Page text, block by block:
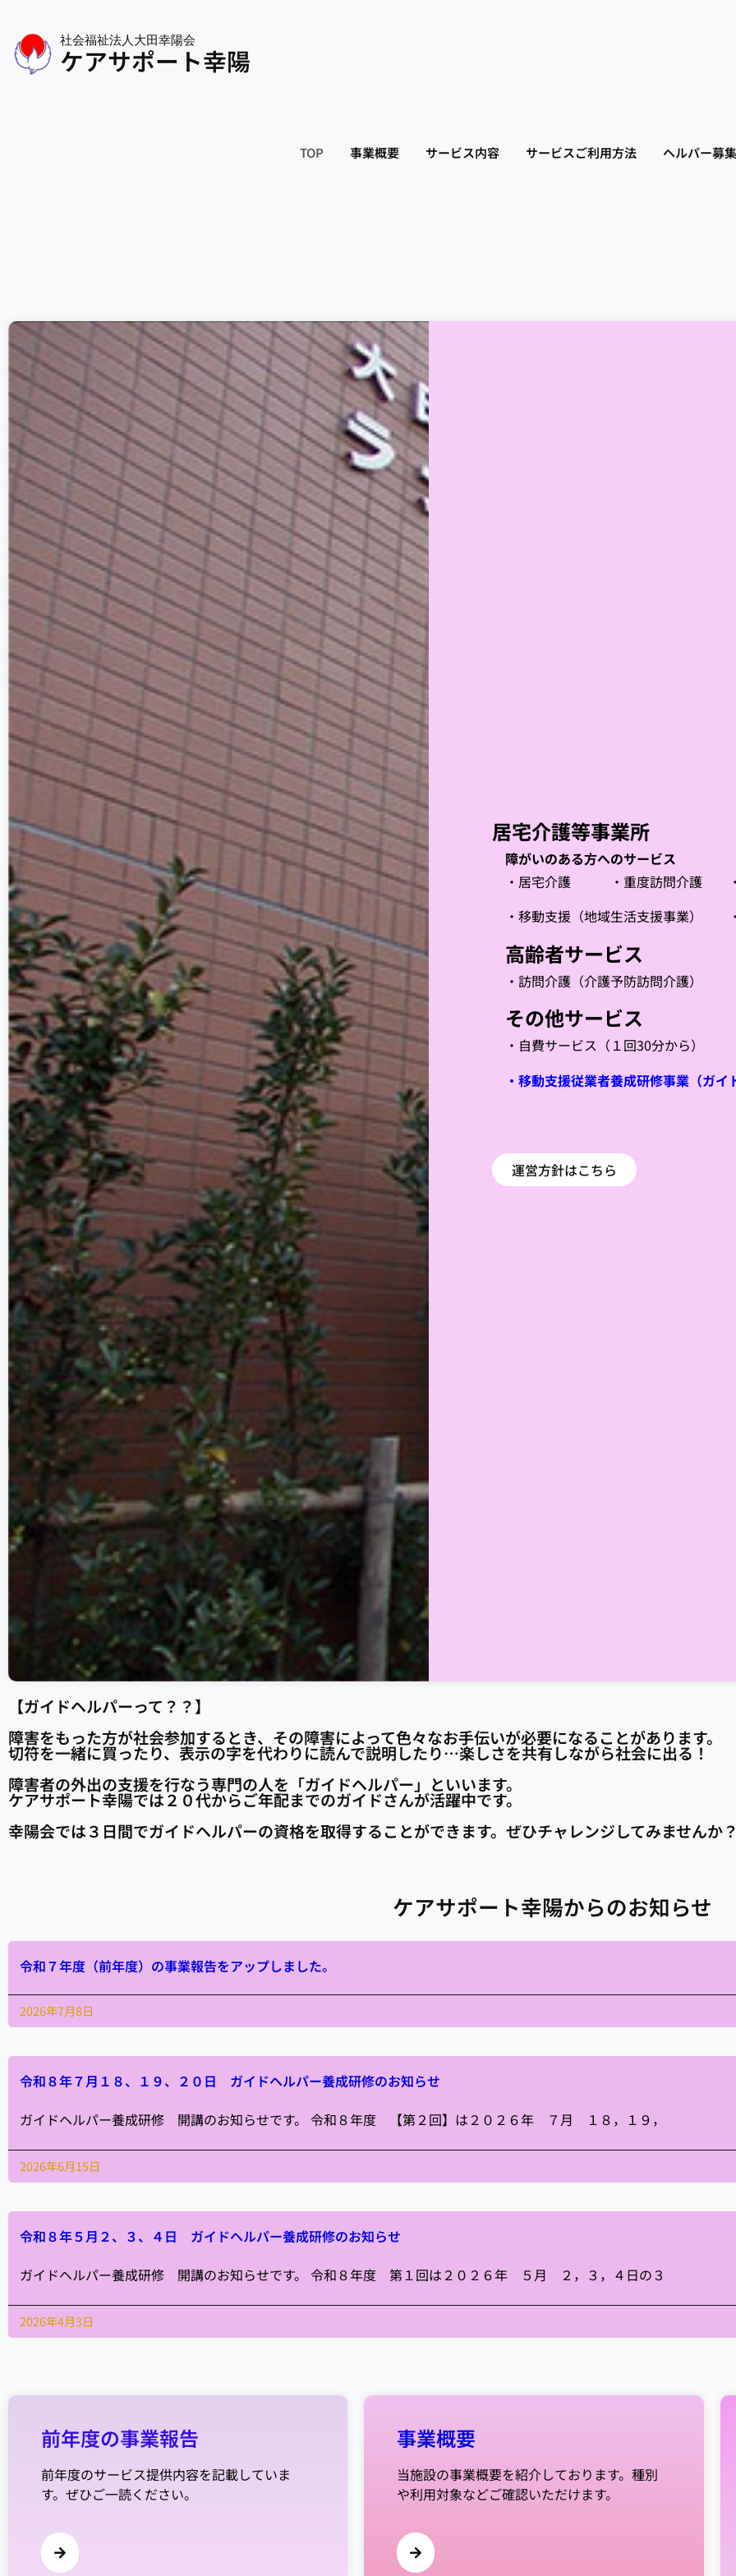
社会福祉法人大田幸陽会
ケアサポート幸陽
TOP 事業概要 サービス内容 サービスご利用方法 ヘルパー募集
居宅介護等事業所
障がいのある方へのサービス
・居宅介護 ・重度訪問介護
・移動支援（地域生活支援事業）
高齢者サービス
・訪問介護（介護予防訪問介護）
その他サービス
・自費サービス（１回30分から）
・移動支援従業者養成研修事業（ガ
運営方針はこちら
【ガイドヘルパーって？？】
障害をもった方が社会参加するとき、その障害によって色々なお手伝いが必要になることがあります。
切符を一緒に買ったり、表示の字を代わりに読んで説明したり…楽しさを共有しながら社会に出る！
障害者の外出の支援を行なう専門の人を「ガイドヘルパー」といいます。
ケアサポート幸陽では２０代からご年配までのガイドさんが活躍中です。
幸陽会では３日間でガイドヘルパーの資格を取得することができます。ぜひチャレンジしてみませんか
ケアサポート幸陽からのお知らせ
令和７年度（前年度）の事業報告をアップしました。
2026年7月8日
令和８年７月１８、１９、２０日 ガイドヘルパー養成研修のお知らせ
ガイドヘルパー養成研修 開講のお知らせです。 令和８年度 【第２回】は２０２６年 ７月 １８，１９，
2026年6月15日
令和８年５月２、３、４日 ガイドヘルパー養成研修のお知らせ
ガイドヘルパー養成研修 開講のお知らせです。 令和８年度 第１回は２０２６年 ５月 ２，３，４日の３
2026年4月3日
前年度の事業報告
前年度のサービス提供内容を記載していま
す。ぜひご一読ください。
事業概要
当施設の事業概要を紹介しております。種別
や利用対象などご確認いただけます。